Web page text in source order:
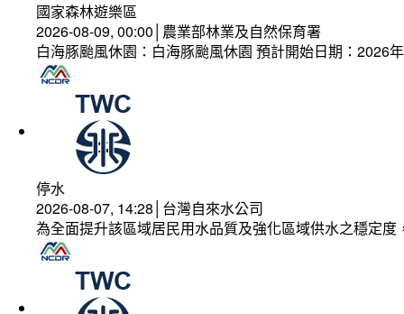
國家森林遊樂區
2026-08-09, 00:00│農業部林業及自然保育署
白海豚颱風休園：白海豚颱風休園 預計開始日期：2026
停水
2026-08-07, 14:28│台灣自來水公司
為全面提升該區域居民用水品質及強化區域供水之穩定